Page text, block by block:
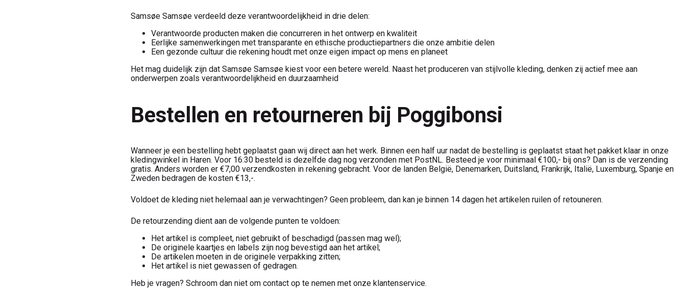
Samsøe Samsøe verdeeld deze verantwoordelijkheid in drie delen:
Verantwoorde producten maken die concurreren in het ontwerp en kwaliteit
Eerlijke samenwerkingen met transparante en ethische productiepartners die onze ambitie delen
Een gezonde cultuur die rekening houdt met onze eigen impact op mens en planeet
Het mag duidelijk zijn dat Samsøe Samsøe kiest voor een betere wereld. Naast het produceren van stijlvolle kleding, denken zij actief mee aan
onderwerpen zoals verantwoordelijkheid en duurzaamheid
Bestellen en retourneren bij Poggibonsi
Wanneer je een bestelling hebt geplaatst gaan wij direct aan het werk. Binnen een half uur nadat de bestelling is geplaatst staat het pakket klaar in onze
kledingwinkel in Haren. Voor 16:30 besteld is dezelfde dag nog verzonden met PostNL. Besteed je voor minimaal €100,- bij ons? Dan is de verzending
gratis. Anders worden er €7,00 verzendkosten in rekening gebracht. Voor de landen België, Denemarken, Duitsland, Frankrijk, Italië, Luxemburg, Spanje en
Zweden bedragen de kosten €13,-.
Voldoet de kleding niet helemaal aan je verwachtingen? Geen probleem, dan kan je binnen 14 dagen het artikelen ruilen of retouneren.
De retourzending dient aan de volgende punten te voldoen:
Het artikel is compleet, niet gebruikt of beschadigd (passen mag wel);
De originele kaartjes en labels zijn nog bevestigd aan het artikel;
De artikelen moeten in de originele verpakking zitten;
Het artikel is niet gewassen of gedragen.
Heb je vragen? Schroom dan niet om contact op te nemen met onze klantenservice.